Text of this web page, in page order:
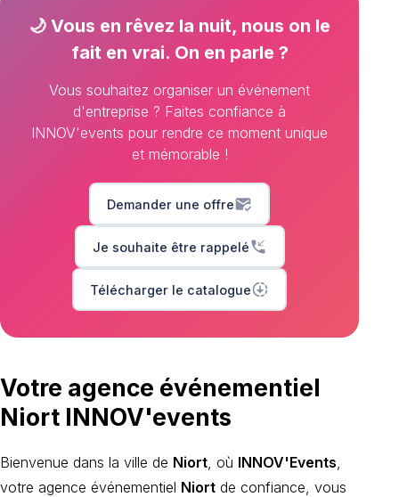
🌙 Vous en rêvez la nuit, nous on le
fait en vrai. On en parle ?
Vous souhaitez organiser un événement
d'entreprise ? Faites confiance à
INNOV'events pour rendre ce moment unique
et mémorable !
Demander une offremark_email_read
Je souhaite être rappeléphone_callback
Télécharger le cataloguedownloading
Votre agence événementiel
Niort INNOV'events
Bienvenue dans la ville de Niort, où INNOV'Events,
votre agence événementiel Niort de confiance, vous